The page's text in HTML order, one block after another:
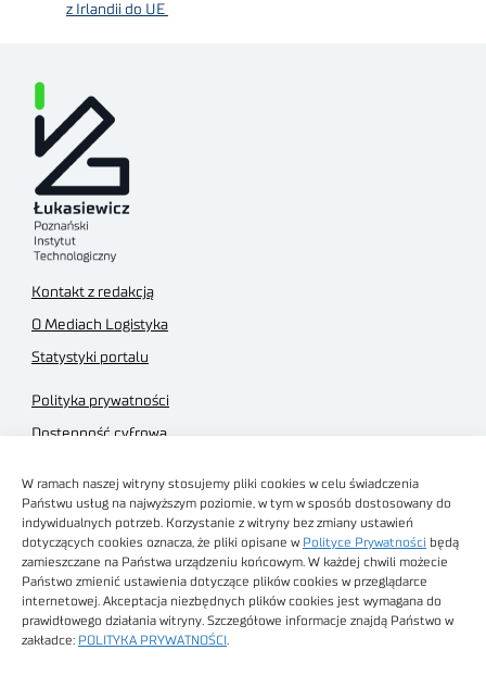
W ramach naszej witryny stosujemy pliki cookies w celu świadczenia
Państwu usług na najwyższym poziomie, w tym w sposób dostosowany do
indywidualnych potrzeb. Korzystanie z witryny bez zmiany ustawień
dotyczących cookies oznacza, że pliki opisane w Polityce Prywatności będą
zamieszczane na Państwa urządzeniu końcowym. W każdej chwili możecie
Państwo zmienić ustawienia dotyczące plików cookies w przeglądarce
internetowej. Akceptacja niezbędnych plików cookies jest wymagana do
prawidłowego działania witryny. Szczegółowe informacje znajdą Państwo w
zakładce: POLITYKA PRYWATNOŚCI
z Irlandii do UE
Kontakt z redakcją
O Mediach Logistyka
Statystyki portalu
Polityka prywatności
Dostępność cyfrowa
Regulamin sklepu
Obrazy stockowe
autorstwa